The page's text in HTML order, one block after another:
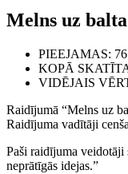
Melns uz balta
PIEEJAMAS:
KOPĀ
VIDĒJAIS
Raidījumā “Melns uz
Raidījuma vadītāji
Paši raidījuma veidotāji
neprātīgās idejas.”